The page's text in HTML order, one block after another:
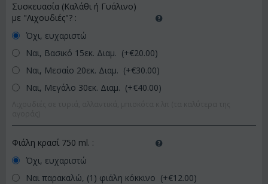
Συσκευασία (Καλάθι ή Γυάλινο)
με "Λιχουδιές"? :
Όχι, ευχαριστώ
Ναι, Βασικό 15εκ. Διαμ. (+€20.00)
Ναι, Μεσαίο 20εκ. Διαμ. (+€30.00)
Ναι, Μεγάλο 30εκ. Διαμ. (+€40.00)
Φιάλη κρασί 750 ml. :
Όχι, ευχαριστώ
Ναι παρακαλώ, (1) φιάλη κόκκινο (+€12.00)